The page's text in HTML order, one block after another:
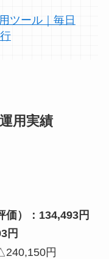
ツール｜毎日
用実績
価）：134,493円
円
円